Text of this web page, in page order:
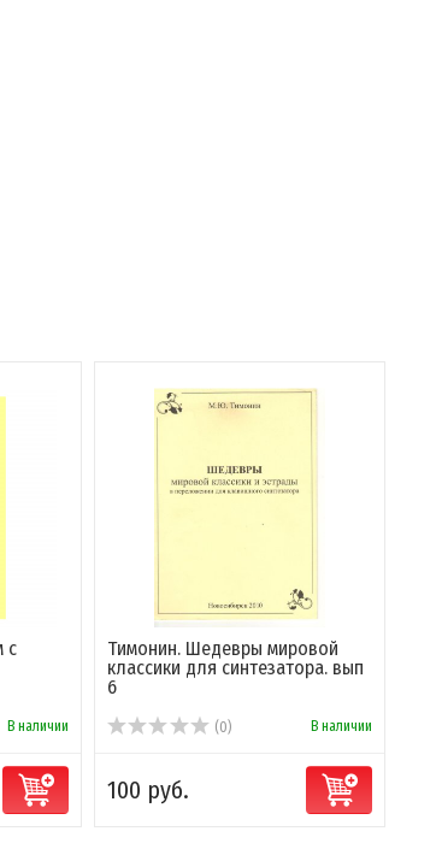
с
В наличии
Тимонин. Шедевры мировой
классики для синтезатора. вып
6
(0) В наличии
100 руб.